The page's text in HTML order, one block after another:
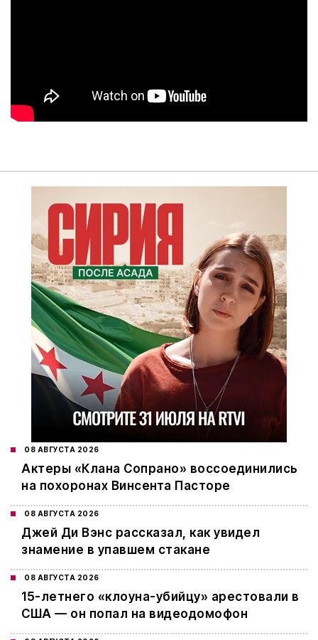
08 АВГУСТА 2026
Актеры «Клана Сопрано» воссоединились
на похоронах Винсента Пасторе
08 АВГУСТА 2026
Джей Ди Вэнс рассказал, как увидел
знамение в упавшем стакане
08 АВГУСТА 2026
15-летнего «клоуна-убийцу» арестовали в
США — он попал на видеодомофон